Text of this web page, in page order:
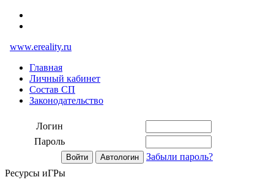
www.ereality.ru
Главная
Личный кабинет
Состав СП
Законодательство
Логин
Пароль
Забыли пароль?
Ресурсы иГРы